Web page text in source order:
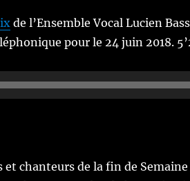
de l’Ensemble Vocal Lucien
pour le 24 juin 2018.
et chanteurs de la fin de